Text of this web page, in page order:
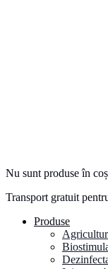
Nu sunt produse în
Transport gratuit
Produse